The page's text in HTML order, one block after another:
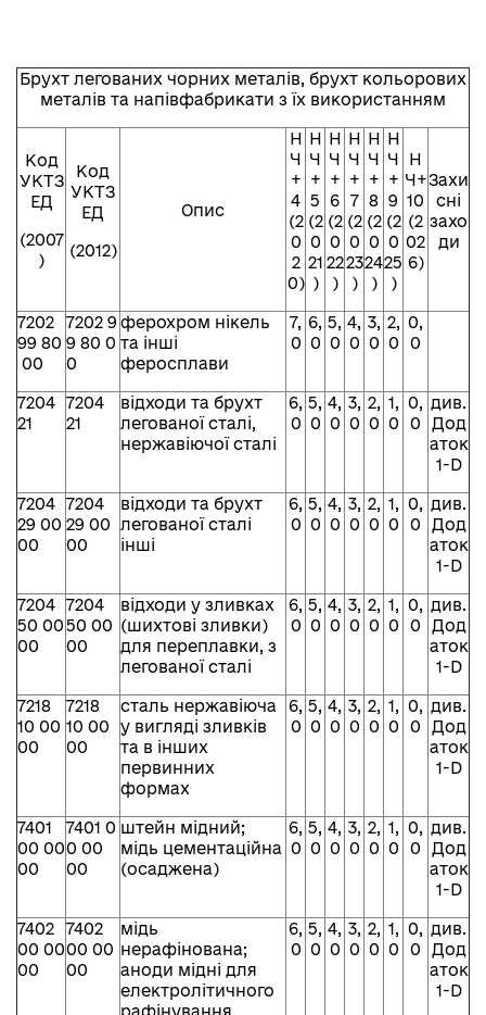
Брухт легованих чорних металів, брухт кольорових
металів та напівфабрикати з їх використанням
Код
УКТЗ
ЕД
(2007
)
Код
УКТЗ
ЕД
(2012)
Опис
Н
Ч
+
4
(2
0
2
0)
Н
Ч
+
5
(2
0
21
)
Н
Ч
+
6
(2
0
22
)
Н
Ч
+
7
(2
0
23
)
Н
Ч
+
8
(2
0
24
)
Н
Ч
+
9
(2
0
25
)
Н
Ч+
10
(2
02
6)
Захи
сні
захо
ди
7202
99 80
00
7202 9
9 80 0
0
ферохром нікель
та інші
феросплави
7,
0
6,
0
5,
0
4,
0
3,
0
2,
0
0,
0
7204
21
7204
21
відходи та брухт
легованої сталі,
нержавіючої сталі
6,
0
5,
0
4,
0
3,
0
2,
0
1,
0
0,
0
див.
Дод
аток
1-D
7204
29 00
00
7204
29 00
00
відходи та брухт
легованої сталі
інші
6,
0
5,
0
4,
0
3,
0
2,
0
1,
0
0,
0
див.
Дод
аток
1-D
7204
50 00
00
7204
50 00
00
відходи у зливках
(шихтові зливки)
для переплавки, з
легованої сталі
6,
0
5,
0
4,
0
3,
0
2,
0
1,
0
0,
0
див.
Дод
аток
1-D
7218
10 00
00
7218
10 00
00
сталь нержавіюча
у вигляді зливків
та в інших
первинних
формах
6,
0
5,
0
4,
0
3,
0
2,
0
1,
0
0,
0
див.
Дод
аток
1-D
7401
00 00
00
7401 0
0 00
00
штейн мідний;
мідь цементаційна
(осаджена)
6,
0
5,
0
4,
0
3,
0
2,
0
1,
0
0,
0
див.
Дод
аток
1-D
7402
00 00
00
7402
00 00
00
мідь
нерафінована;
аноди мідні для
електролітичного
рафінування
6,
0
5,
0
4,
0
3,
0
2,
0
1,
0
0,
0
див.
Дод
аток
1-D